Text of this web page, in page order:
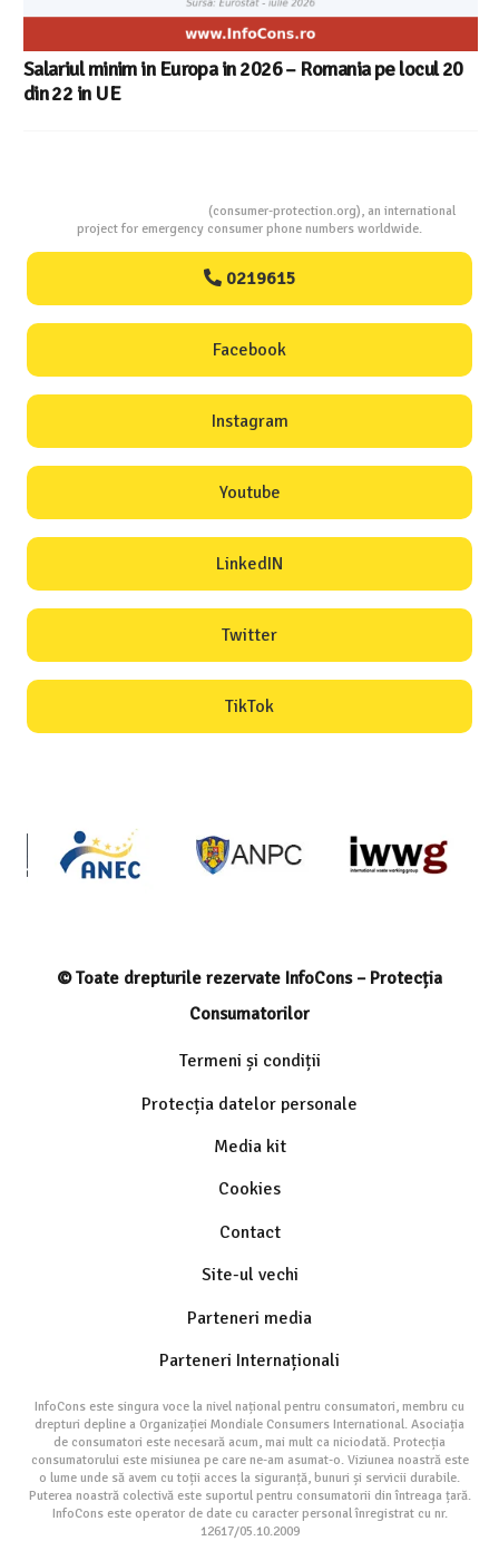
(consumer-protection.org), an international
project for emergency consumer phone numbers worldwide.
0219615
Facebook
Instagram
Youtube
LinkedIN
Twitter
TikTok
© Toate drepturile rezervate InfoCons – Protecția
Consumatorilor
Termeni și condiții
Protecția datelor personale
Media kit
Cookies
Contact
Site-ul vechi
Parteneri media
Parteneri Internaționali
InfoCons este singura voce la nivel național pentru consumatori, membru cu
drepturi depline a Organizației Mondiale Consumers International. Asociația
de consumatori este necesară acum, mai mult ca niciodată. Protecția
consumatorului este misiunea pe care ne-am asumat-o. Viziunea noastră este
o lume unde să avem cu toții acces la siguranță, bunuri și servicii durabile.
Puterea noastră colectivă este suportul pentru consumatorii din întreaga țară.
InfoCons este operator de date cu caracter personal înregistrat cu nr.
12617/05.10.2009